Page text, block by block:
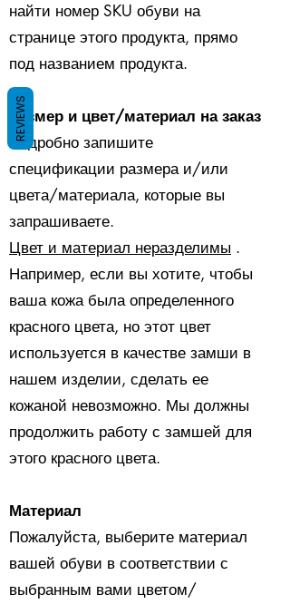
найти номер SKU обуви на
странице этого продукта, прямо
под названием продукта.
​
Размер и цвет/материал на заказ
Подробно запишите
спецификации размера и/или
цвета/материала, которые вы
запрашиваете.
​Цвет и материал неразделимы .
Например, если вы хотите, чтобы
ваша кожа была определенного
красного цвета, но этот цвет
используется в качестве замши в
нашем изделии, сделать ее
кожаной невозможно. Мы должны
продолжить работу с замшей для
этого красного цвета.
Материал
Пожалуйста, выберите материал
вашей обуви в соответствии с
выбранным вами цветом/
REVIEWS